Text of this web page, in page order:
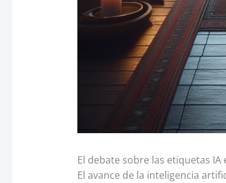
El debate sobre las etiquetas IA
El avance de la inteligencia